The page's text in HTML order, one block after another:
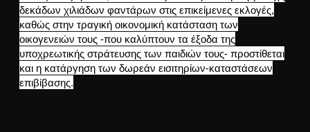
δεκάδων χιλιάδων φαντάρων στις επικείμενες εκλογές,
καθώς στην τραγική οικονομική κατάσταση των
οικογενειών τους -που καλύπτουν τα έξοδα της
υποχρεωτικής στράτευσης των παιδιών τους- προστίθεται
και η κατάργηση των δωρεάν εισιτηρίων-καταστάσεων
επιβίβασης.